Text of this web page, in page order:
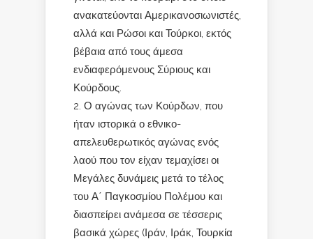
ανακατεύονται Αμερικανοσιωνιστές,
αλλά και Ρώσοι και Τούρκοι, εκτός
βέβαια από τους άμεσα
ενδιαφερόμενους Σύριους και
Κούρδους.
Ο αγώνας των Κούρδων, που
ήταν ιστορικά ο εθνικο-
απελευθερωτικός αγώνας ενός
λαού που τον είχαν τεμαχίσει οι
Μεγάλες δυνάμεις μετά το τέλος
του Α΄ Παγκοσμίου Πολέμου και
διασπείρει ανάμεσα σε τέσσερις
βασικά χώρες (Ιράν, Ιράκ, Τουρκία